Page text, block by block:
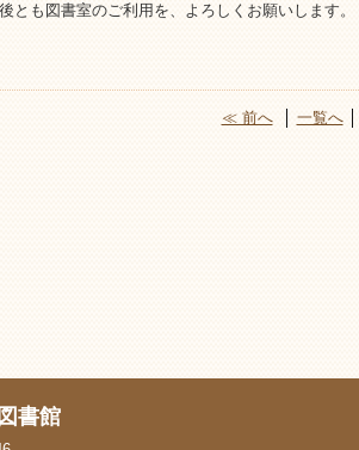
とも図書室のご利用を、よろしくお願いします。
≪ 前へ│ 一覧へ│
書館